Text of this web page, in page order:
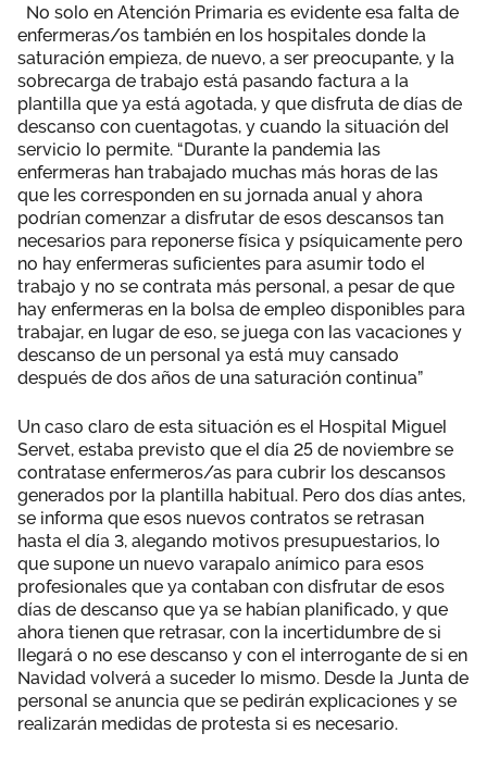
No solo en Atención Primaria es evidente esa falta de
enfermeras/os también en los hospitales donde la
saturación empieza, de nuevo, a ser preocupante, y la
sobrecarga de trabajo está pasando factura a la
plantilla que ya está agotada, y que disfruta de días de
descanso con cuentagotas, y cuando la situación del
servicio lo permite. “Durante la pandemia las
enfermeras han trabajado muchas más horas de las
que les corresponden en su jornada anual y ahora
podrían comenzar a disfrutar de esos descansos tan
necesarios para reponerse física y psíquicamente pero
no hay enfermeras suficientes para asumir todo el
trabajo y no se contrata más personal, a pesar de que
hay enfermeras en la bolsa de empleo disponibles para
trabajar, en lugar de eso, se juega con las vacaciones y
descanso de un personal ya está muy cansado
después de dos años de una saturación continua”
Un caso claro de esta situación es el Hospital Miguel
Servet, estaba previsto que el día 25 de noviembre se
contratase enfermeros/as para cubrir los descansos
generados por la plantilla habitual. Pero dos días antes,
se informa que esos nuevos contratos se retrasan
hasta el día 3, alegando motivos presupuestarios, lo
que supone un nuevo varapalo anímico para esos
profesionales que ya contaban con disfrutar de esos
días de descanso que ya se habían planificado, y que
ahora tienen que retrasar, con la incertidumbre de si
llegará o no ese descanso y con el interrogante de si en
Navidad volverá a suceder lo mismo. Desde la Junta de
personal se anuncia que se pedirán explicaciones y se
realizarán medidas de protesta si es necesario.